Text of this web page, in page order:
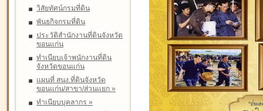
วิสัยทัศน์กรมที่ดิน
พันธกิจกรมที่ดิน
ประวัติสำนักงานที่ดินจังหวัด
ขอนแก่น
ทำเนียบเจ้าพนักงานที่ดิน
จังหวัดขอนแก่น
แผนที่ สนง.ที่ดินจังหวัด
ขอนแก่น/สาขา/ส่วนแยก »
ทำเนียบบุคลากร »